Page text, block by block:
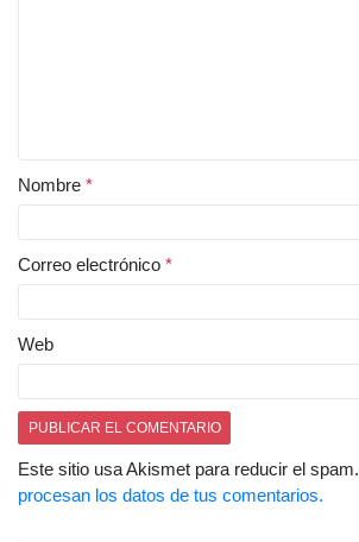
Nombre *
Correo electrónico *
Web
Este sitio usa Akismet para reducir el spam.
procesan los datos de tus comentarios.